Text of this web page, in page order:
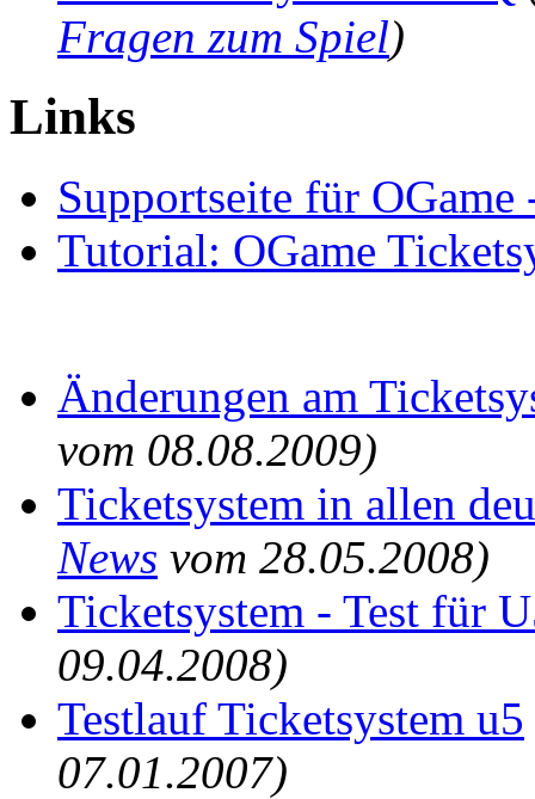
Fragen zum Spiel)
Links
Supportseite für OGame
Tutorial: OGame
Änderungen am
vom 08.08.2009)
Ticketsystem in allen
News vom 28.05.2008)
Ticketsystem - Test für
09.04.2008)
Testlauf Ticketsystem u5
07.01.2007)